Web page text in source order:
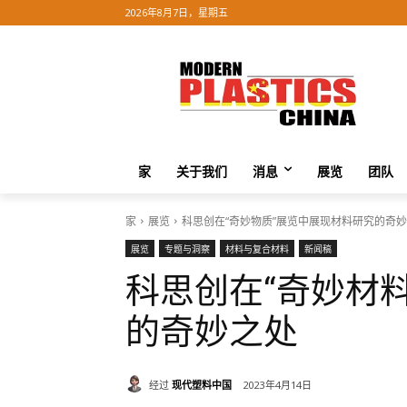
2026年8月7日，星期五
家 关于我们 消息 展览 团队
家 展览 科思创在“奇妙物质”展览中展现材料研究的奇
展览 专题与洞察 材料与复合材料 新闻稿
科思创在“奇妙材
的奇妙之处
经过 现代塑料中国 2023年4月14日